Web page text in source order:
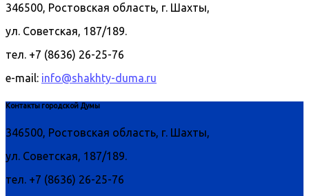
346500, Ростовская область, г. Шахты,
ул. Советская, 187/189.
тел. +7 (8636) 26-25-76
e-mail: info@shakhty-duma.ru
Контакты городской Думы
346500, Ростовская область, г. Шахты,
ул. Советская, 187/189.
тел. +7 (8636) 26-25-76